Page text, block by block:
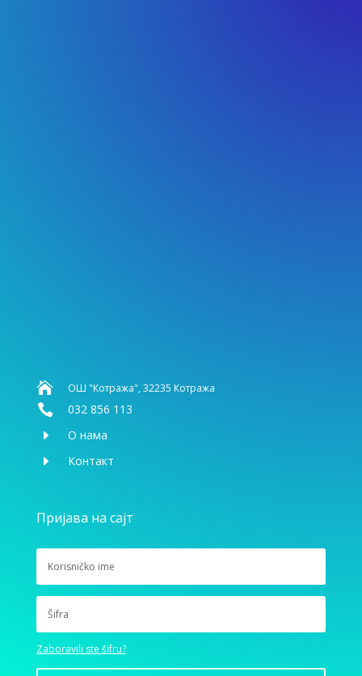
 ОШ "Котража", 32235 Котража
 032 856 113
E О нама
E Контакт
Пријава на сајт
Zaboravili ste šifru?